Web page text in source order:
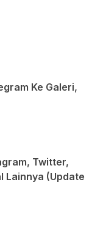
Ke Galeri,
Twitter,
Lainnya (Update